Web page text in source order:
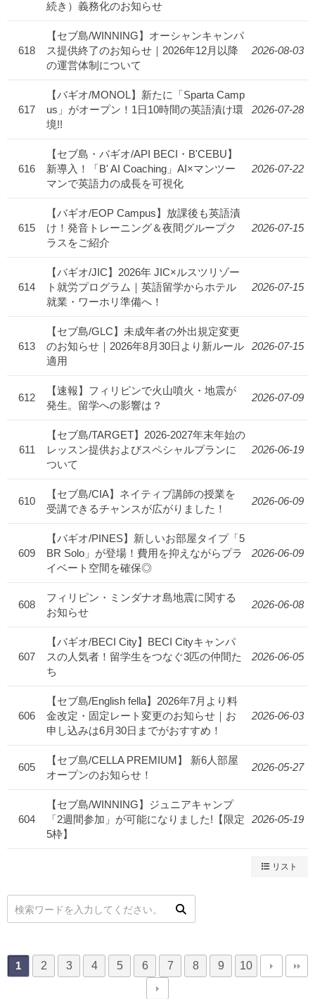
続き）義務化のお知らせ
618
【セブ島/WINNING】オーシャンキャンパ
ス提供終了のお知らせ｜2026年12月以降
の運営体制について
2026-08-03
617
【バギオ/MONOL】新たに「Sparta Camp
us」がオープン！1日10時間の英語漬け環
境!!
2026-07-28
616
【セブ島・バギオ/API BECI・B'CEBU】
新導入！「B' AI Coaching」AI×マンツー
マンで英語力の成長を可視化
2026-07-22
615
【バギオ/EOP Campus】放課後も英語漬
け！発音トレーニング＆夜間グループク
ラスをご紹介
2026-07-15
614
【バギオ/JIC】2026年 JIC×ルスツリゾー
ト就労プログラム｜英語留学からホテル
就業・ワーホリ準備へ！
2026-07-15
613
【セブ島/GLC】未成年者の外出規定変更
のお知らせ｜2026年8月30日より新ルール
適用
2026-07-15
612
【速報】フィリピンで火山噴火・地震が
発生。留学への影響は？
2026-07-09
611
【セブ島/TARGET】2026-2027年末年始の
レッスン提供およびスペシャルプランに
ついて
2026-06-19
610
【セブ島/CIA】ネイティブ講師の授業を
受講できるチャンスが広がりました！
2026-06-09
609
【バギオ/PINES】新しいお部屋タイプ「5
BR Solo」が登場！費用を抑えながらプラ
イベート空間を確保◎
2026-06-09
608
フィリピン・ミンダナオ島地震に関する
お知らせ
2026-06-08
607
【バギオ/BECI City】BECI Cityキャンパ
スの人気者！留学生をつなぐ3匹の仲間た
ち
2026-06-05
606
【セブ島/English fella】2026年7月より料
金改定・固定レート変更のお知らせ｜お
申し込みは6月30日までがおすすめ！
2026-06-03
605
【セブ島/CELLA PREMIUM】 新6人部屋
オープンのお知らせ！
2026-05-27
604
【セブ島/WINNING】ジュニアキャンプ
「2週間参加」が可能になりました!【限定
5枠】
2026-05-19
リスト
1 2 3 4 5 6 7 8 9 10